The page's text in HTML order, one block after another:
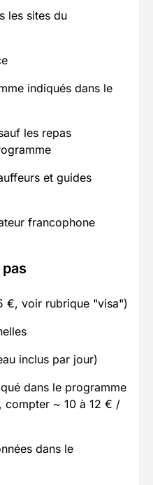
les sites du
indiqués dans le
les repas
et guides
francophone
€, voir rubrique "visa")
inclus par jour)
dans le programme
compter ~ 10 à 12 € /
dans le